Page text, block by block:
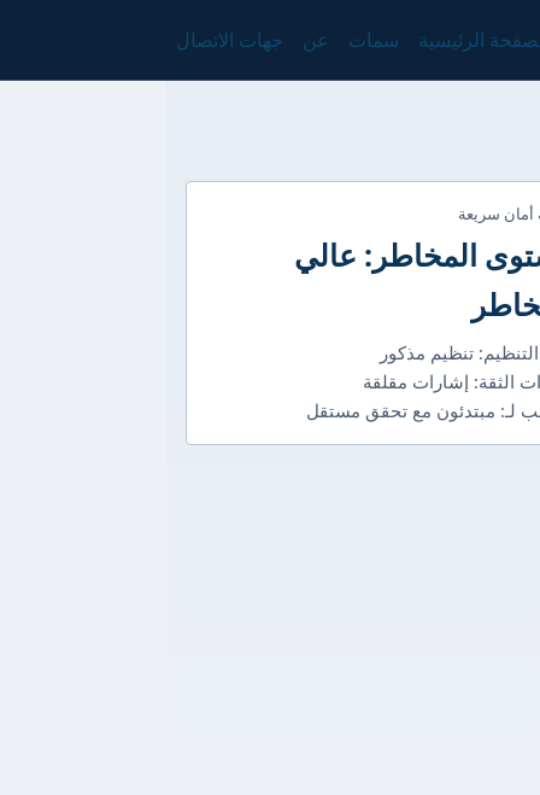
الرئيسية سمات عن جهات الاتصال
أمان سريعة
المخاطر: عالي
تنظيم مذكور
الثقة: إشارات مقلقة
لـ: مبتدئون مع تحقق مستقل